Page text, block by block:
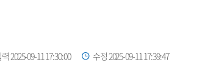
2025-09-11 17:30:00 수정 2025-09-11 17:39:47